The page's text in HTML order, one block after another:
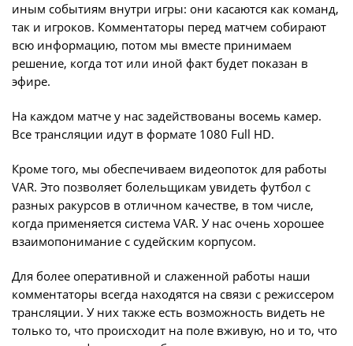
иным событиям внутри игры: они касаются как команд,
так и игроков. Комментаторы перед матчем собирают
всю информацию, потом мы вместе принимаем
решение, когда тот или иной факт будет показан в
эфире.
На каждом матче у нас задействованы восемь камер.
Все трансляции идут в формате 1080 Full HD.
Кроме того, мы обеспечиваем видеопоток для работы
VAR. Это позволяет болельщикам увидеть футбол с
разных ракурсов в отличном качестве, в том числе,
когда применяется система VAR. У нас очень хорошее
взаимопонимание с судейским корпусом.
Для более оперативной и слаженной работы наши
комментаторы всегда находятся на связи с режиссером
трансляции. У них также есть возможность видеть не
только то, что происходит на поле вживую, но и то, что